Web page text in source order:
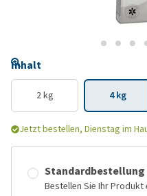
Inhalt
2 kg 4 kg
Jetzt bestellen, Dienstag im
Standardbestellung
Bestellen Sie Ihr Produkt